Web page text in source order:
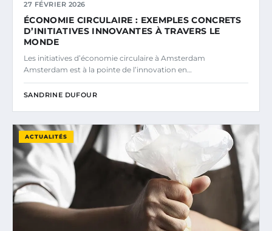
27 FÉVRIER 2026
ÉCONOMIE CIRCULAIRE : EXEMPLES CONCRETS
D’INITIATIVES INNOVANTES À TRAVERS LE
MONDE
Les initiatives d’économie circulaire à Amsterdam
Amsterdam est à la pointe de l’innovation en…
SANDRINE DUFOUR
ACTUALITÉS